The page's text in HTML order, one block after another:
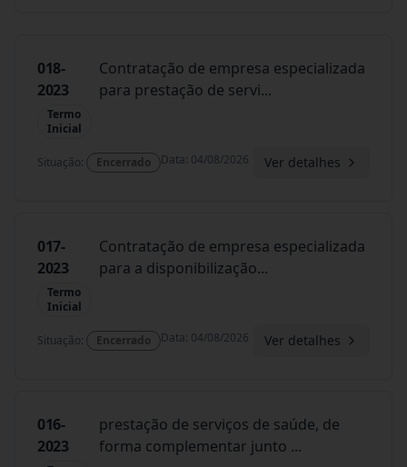
018-
2023
Termo
Inicial
Contratação de empresa especializada
para prestação de servi...
Situação: Encerrado Data: 04/08/2026 Ver detalhes
017-
2023
Termo
Inicial
Contratação de empresa especializada
para a disponibilização...
Situação: Encerrado Data: 04/08/2026 Ver detalhes
016-
2023
prestação de serviços de saúde, de
forma complementar junto ...